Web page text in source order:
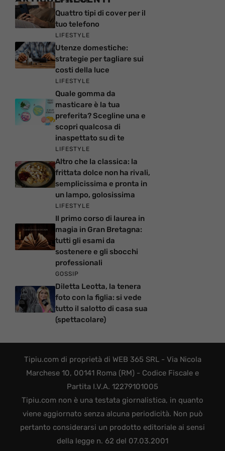
Quattro tipi di cover per il
tuo telefono
LIFESTYLE
Utenze domestiche:
strategie per tagliare sui
costi della luce
LIFESTYLE
Quale gomma da
masticare è la tua
preferita? Scegline una e
scopri qualcosa di
inaspettato su di te
LIFESTYLE
Altro che la classica: la
frittata dolce non ha rivali,
semplicissima e pronta in
un lampo, golosissima
LIFESTYLE
Il primo corso di laurea in
magia in Gran Bretagna:
tutti gli esami da
sostenere e gli sbocchi
professionali
GOSSIP
Diletta Leotta, la tenera
foto con la figlia: si vede
tutto il salotto di casa sua
(spettacolare)
Tipiu.com di proprietà di WEB 365 SRL - Via Nicola
Marchese 10, 00141 Roma (RM) - Codice Fiscale e
Partita I.V.A. 12279101005
Tipiu.com non è una testata giornalistica, in quanto
viene aggiornato senza alcuna periodicità. Non può
pertanto considerarsi un prodotto editoriale ai sensi
della legge n. 62 del 07.03.2001